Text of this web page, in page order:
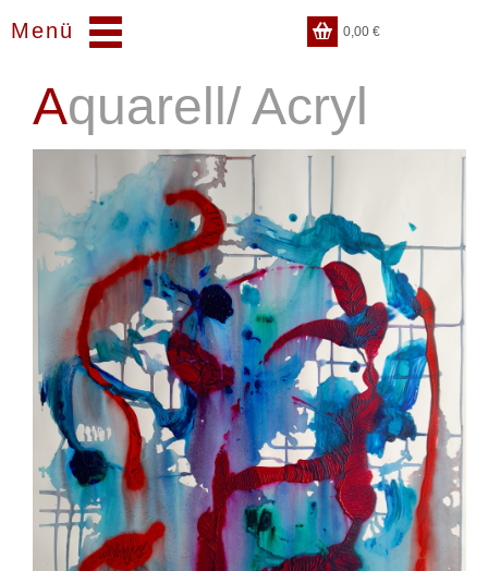
Menü 0,00€
Aquarell/ Acryl